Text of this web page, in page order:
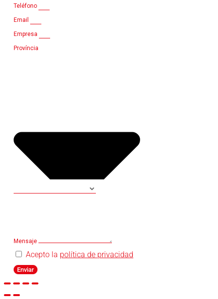
Teléfono
Email
Empresa
Província
Mensaje
Acepto la política de privacidad
Enviar